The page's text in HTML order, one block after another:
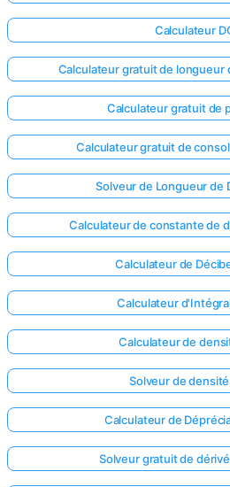
Calculateur
Calculateur gratuit de longueur
Calculateur gratuit de
Calculateur gratuit de
Solveur de Longueur de
Calculateur de constante de
Calculateur de
Calculateur
Calculateur de
Solveur de
Calculateur de
Solveur gratuit de